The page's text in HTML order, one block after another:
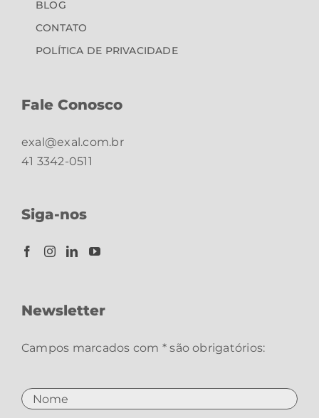
BLOG
CONTATO
POLÍTICA DE PRIVACIDADE
Fale Conosco
exal@exal.com.br
41 3342-0511
Siga-nos
Newsletter
Campos marcados com * são obrigatórios: